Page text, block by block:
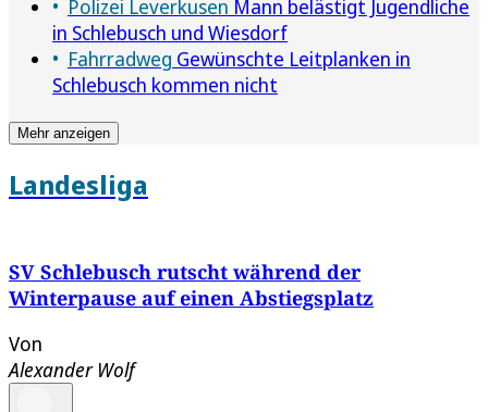
Polizei Leverkusen Mann belästigt Jugendliche
in Schlebusch und Wiesdorf
Fahrradweg Gewünschte Leitplanken in
Schlebusch kommen nicht
Mehr anzeigen
Landesliga
SV Schlebusch rutscht während der
Winterpause auf einen Abstiegsplatz
Von
Alexander Wolf